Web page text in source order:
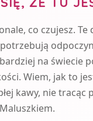
co czujesz. Te
na świecie
Wiem, jak to
kawy, nie tracąc